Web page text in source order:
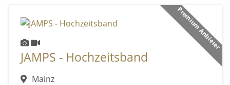
Premium Anbieter
JAMPS - Hochzeitsband
Mainz